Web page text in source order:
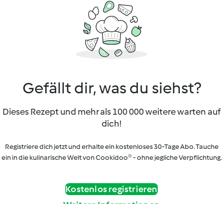
Gefällt dir, was du siehst?
Dieses Rezept und mehr als 100 000 weitere warten auf
dich!
Registriere dich jetzt und erhalte ein kostenloses 30-Tage Abo. Tauche
ein in die kulinarische Welt von Cookidoo® - ohne jegliche Verpflichtung.
Kostenlos registrieren